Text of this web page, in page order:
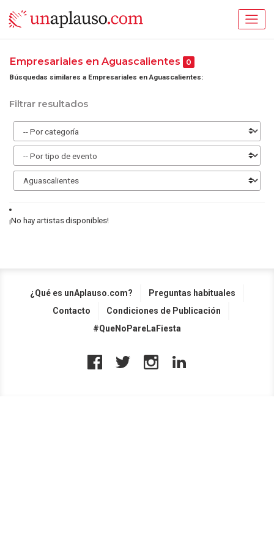
Empresariales en Aguascalientes 0
Búsquedas similares a Empresariales en Aguascalientes:
Filtrar resultados
¡No hay artistas disponibles!
¿Qué es unAplauso.com?
Preguntas habituales
Contacto
Condiciones de Publicación
#QueNoPareLaFiesta